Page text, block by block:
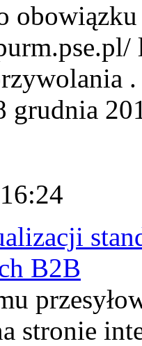
grudnia
B2B
stronie